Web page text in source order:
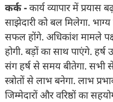
कर्क -कार्य व्यापार में प्रयास
साझेदारी को बल मिलेगा.
सफल होंगे. अधिकांश मामले
होगी. बड़ों का साथ पाएंगे.
संग हर्ष से समय बीतेगा. सभी
स्त्रोतों से लाभ बनेगा. लाभ
जिम्मेदारों और वरिष्ठों का